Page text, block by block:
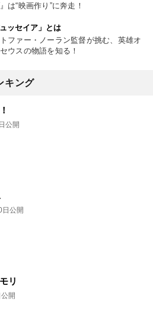
は“映画作り”に奔走！
ュッセイア」とは
ファー・ノーラン監督が挑む、英雄オ
ウスの物語を知る！
キング
公開
公開
リ
開